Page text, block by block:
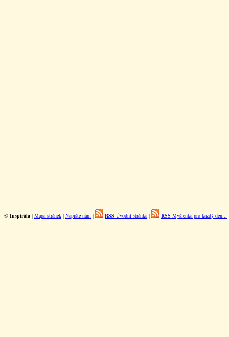
© Inspirála | Mapa stránek | Napište nám | RSS Úvodní stránka| RSS Myšlenka pro každý den...